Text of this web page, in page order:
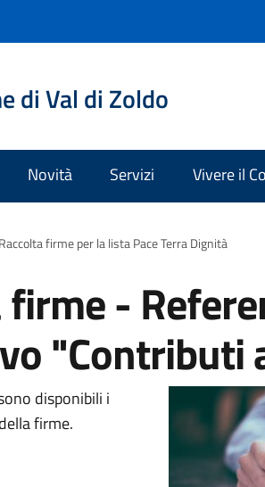
di Val di Zoldo
Novità Servizi Vivere il
Raccolta firme per la lista Pace Terra Dignità
firme -
"Contributi
disponibili i
firme.